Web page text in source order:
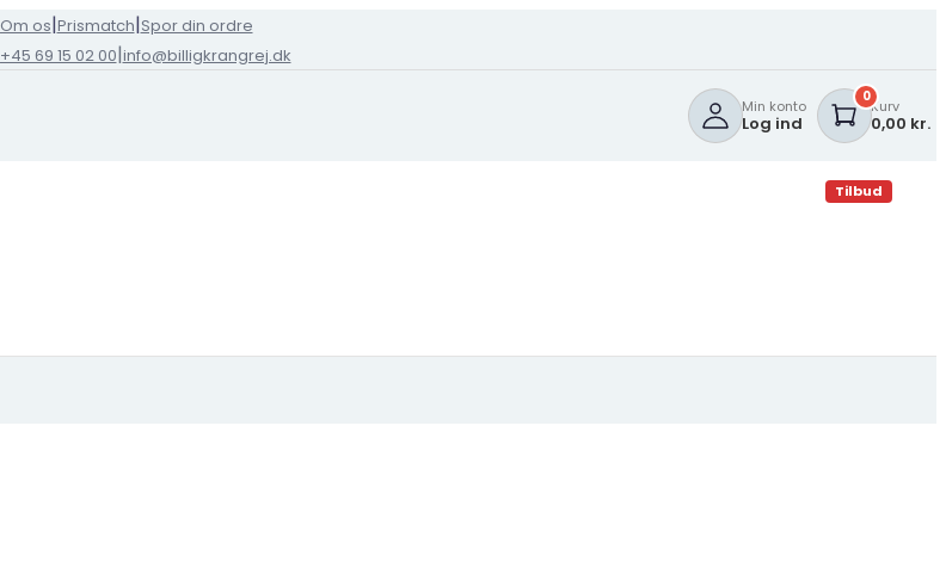
Om os|Prismatch|Spor din ordre
+45 69 15 02 00|info@billigkrangrej.dk
Min konto
Log ind
0Kurv
0,00 kr.
Tilbud